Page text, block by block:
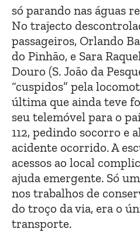
só parando nas águas
No trajecto
passageiros, Orlando
do Pinhão, e Sara
Douro (S. João da
“cuspidos” pela
última que ainda teve
seu telemóvel para o
112, pedindo socorro e
acidente ocorrido. A
acessos ao local
ajuda emergente. Só
nos trabalhos de
do troço da via, era o
transporte.